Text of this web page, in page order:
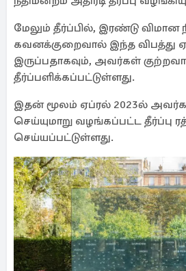
மேலும் தீர்ப்பில், இரண்டு
கவனக்குறைவால் இந்த விபத்து
இருப்பதாகவும், அவர்கள்
தீர்ப்பளிக்கப்பட்டுள்ளது.
இதன் மூலம் ஏப்ரல் 2023ல்
செய்யுமாறு வழங்கப்பட்ட தீர்ப்பு
செய்யப்பட்டுள்ளது.